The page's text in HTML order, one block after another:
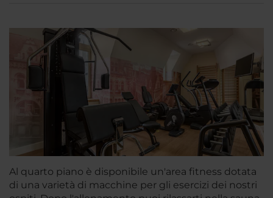
Al quarto piano è disponibile un'area fitness dotata
di una varietà di macchine per gli esercizi dei nostri